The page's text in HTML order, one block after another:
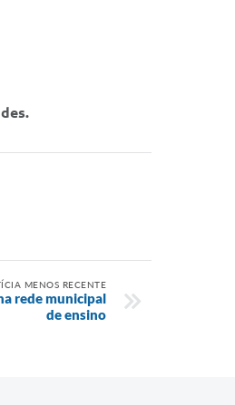
MENOS RECENTE
rede municipal
de ensino